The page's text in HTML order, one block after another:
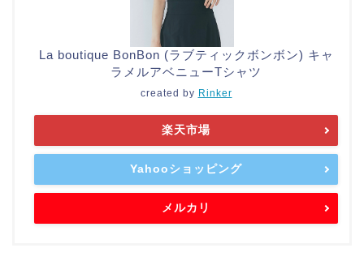
La boutique BonBon (ラブティックボンボン) キャ
ラメルアベニューTシャツ
created by Rinker
楽天市場
Yahooショッピング
メルカリ